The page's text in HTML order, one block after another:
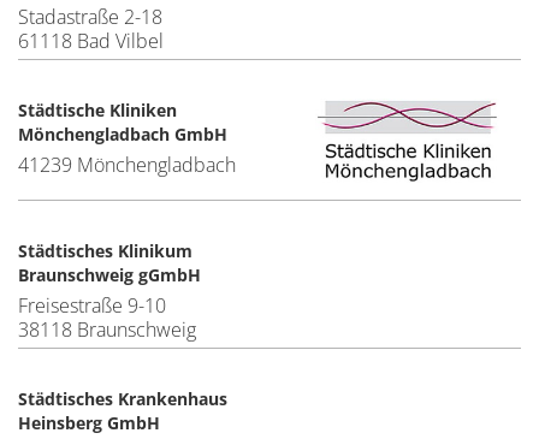
Stadastraße 2-18
61118 Bad Vilbel
Städtische Kliniken
Mönchengladbach GmbH
41239 Mönchengladbach
Städtisches Klinikum
Braunschweig gGmbH
Freisestraße 9-10
38118 Braunschweig
Städtisches Krankenhaus
Heinsberg GmbH